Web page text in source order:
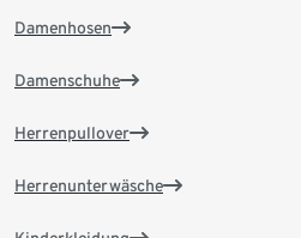
Damenhosen
Damenschuhe
Herrenpullover
Herrenunterwäsche